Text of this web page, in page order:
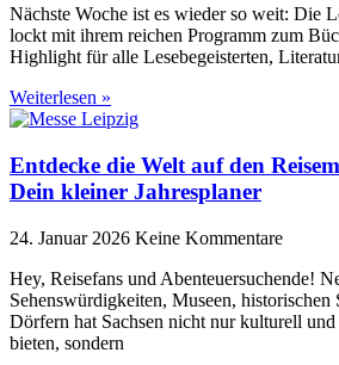
Nächste Woche ist es wieder so weit: Die
lockt mit ihrem reichen Programm zum
Highlight für alle Lesebegeisterten,
Weiterlesen »
Entdecke die Welt auf den
Dein kleiner Jahresplaner
24. Januar 2026 Keine Kommentare
Hey, Reisefans und Abenteuersuchende!
Sehenswürdigkeiten, Museen, historischen
Dörfern hat Sachsen nicht nur kulturell
bieten, sondern